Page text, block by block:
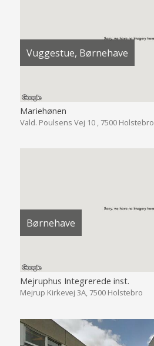
Vuggestue, Børnehave
Mariehønen
Vald. Poulsens Vej 10 , 7500 Holstebro
Børnehave
Mejruphus Integrerede inst.
Mejrup Kirkevej 3A, 7500 Holstebro